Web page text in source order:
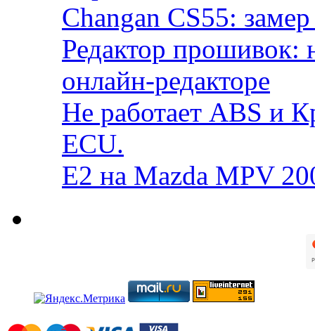
Changan CS55:
Редактор прошивок:
онлайн-редакторе
Не работает ABS и
ECU.
E2 на Mazda MPV